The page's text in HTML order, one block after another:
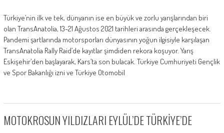
Türkiye’nin ilk ve tek, dünyanın ise en büyük ve zorlu yarışlarından biri
olan TransAnatolia, 13-21 Ağustos 2021 tarihleri arasında gerçekleşecek.
Pandemi şartlarında motorsporları dünyasının yoğun ilgisiyle karşılaşan
TransAnatolia Rally Raid’de kayıtlar şimdiden rekora koşuyor. Yarış
Eskişehir’den başlayarak, Kars’ta son bulacak. Türkiye Cumhuriyeti Gençlik
ve Spor Bakanlığı izni ve Türkiye Otomobil
MOTOKROSUN YILDIZLARI EYLÜL’DE TÜRKİYE’DE